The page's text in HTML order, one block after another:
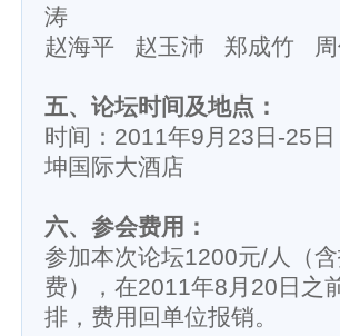
涛
赵海平 赵玉沛 郑成竹
五、论坛时间及地点：
时间：2011年9月23日-25
坤国际大酒店
六、参会费用：
参加本次论坛1200元/人（
费），在2011年8月20日之
排，费用回单位报销。